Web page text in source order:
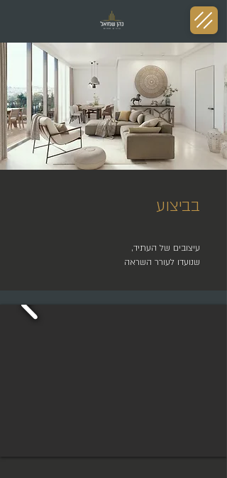
עיצובים של העתיד,
שנועדו לעורר השראה
בביצוע